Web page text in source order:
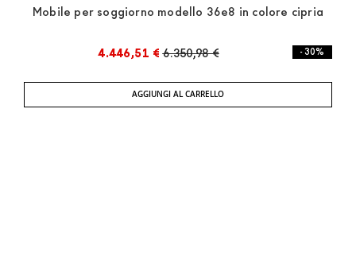
Mobile per soggiorno modello 36e8 in colore cipria
4.446,51 € 6.350,98 € - 30%
AGGIUNGI AL CARRELLO